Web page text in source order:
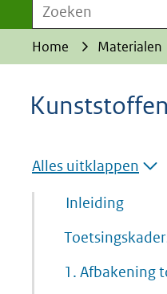
Zoeken
Home Materialen
Kunststoffen
Alles uitklappen
Inleiding
1. Afbakening